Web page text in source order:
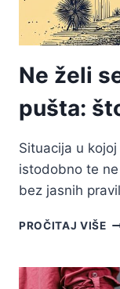
Ne želi
pušta:
Situacija u
istodobno te
bez jasnih
PROČITAJ VIŠE